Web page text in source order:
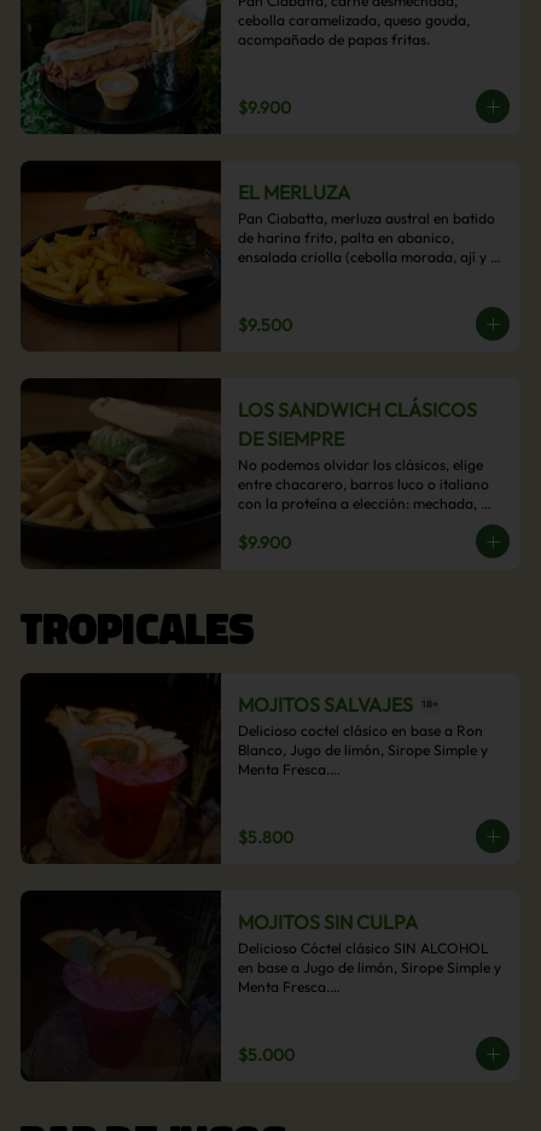
cebolla caramelizada, queso gouda,
acompañado de papas fritas.
$9.900
EL MERLUZA
Pan Ciabatta, merluza austral en batido
de harina frito, palta en abanico,
ensalada criolla (cebolla morada, ají y
$9.500
LOS SANDWICH CLÁSICOS
DE SIEMPRE
No podemos olvidar los clásicos, elige
entre chacarero, barros luco o italiano
con la proteína a elección: mechada,
acompañamiento de papas fritas.
$9.900
TROPICALES
MOJITOS SALVAJES
Delicioso coctel clásico en base a Ron
Blanco, Jugo de limón, Sirope Simple y
Menta Fresca.
$5.800
MOJITOS SIN CULPA
Delicioso Cóctel clásico SIN ALCOHOL
en base a Jugo de limón, Sirope Simple y
Menta Fresca.
$5.000